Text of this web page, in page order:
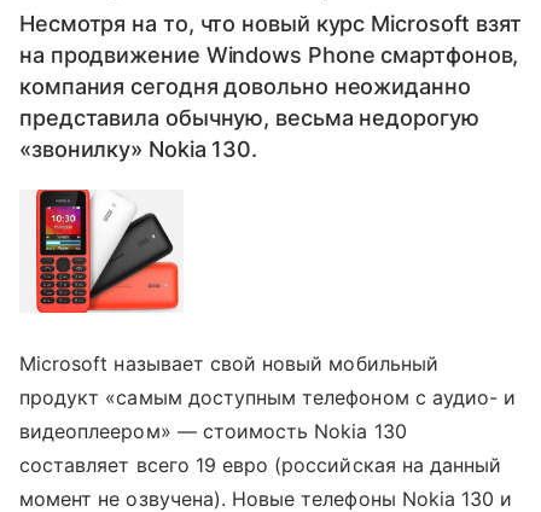
Несмотря на то, что новый курс Microsoft взят
на продвижение Windows Phone смартфонов,
компания сегодня довольно неожиданно
представила обычную, весьма недорогую
«звонилку» Nokia 130.
Microsoft называет свой новый мобильный
продукт «самым доступным телефоном с аудио- и
видеоплеером» — стоимость Nokia 130
составляет всего 19 евро (российская на данный
момент не озвучена). Новые телефоны Nokia 130 и